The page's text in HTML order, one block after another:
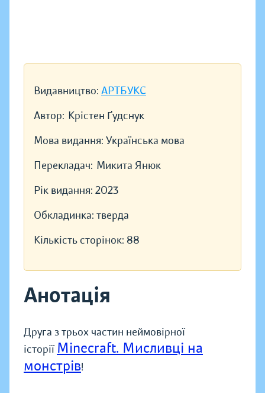
Видавництво: АРТБУКС
Автор: Крістен Ґудснук
Мова видання: Українська мова
Перекладач: Микита Янюк
Рік видання: 2023
Обкладинка: тверда
Кількість сторінок: 88
Анотація
Друга з трьох частин неймовірної
історії Minecraft. Мисливці на
монстрів!